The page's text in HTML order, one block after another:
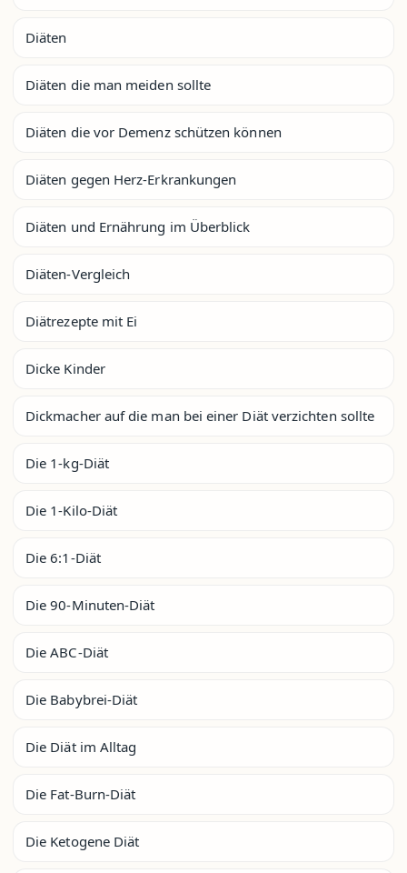
Diäten
Diäten die man meiden sollte
Diäten die vor Demenz schützen können
Diäten gegen Herz-Erkrankungen
Diäten und Ernährung im Überblick
Diäten-Vergleich
Diätrezepte mit Ei
Dicke Kinder
Dickmacher auf die man bei einer Diät verzichten sollte
Die 1-kg-Diät
Die 1-Kilo-Diät
Die 6:1-Diät
Die 90-Minuten-Diät
Die ABC-Diät
Die Babybrei-Diät
Die Diät im Alltag
Die Fat-Burn-Diät
Die Ketogene Diät